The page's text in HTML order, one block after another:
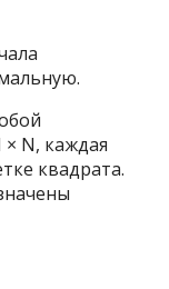
N, каждая
квадрата.